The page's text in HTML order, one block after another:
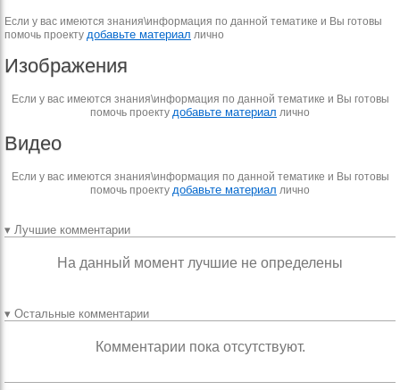
Если у вас имеются знания\информация по данной тематике и Вы готовы
помочь проекту добавьте материал лично
Изображения
Если у вас имеются знания\информация по данной тематике и Вы готовы
помочь проекту добавьте материал лично
Видео
Если у вас имеются знания\информация по данной тематике и Вы готовы
помочь проекту добавьте материал лично
▾ Лучшие комментарии
На данный момент лучшие не определены
▾ Остальные комментарии
Комментарии пока отсутствуют.